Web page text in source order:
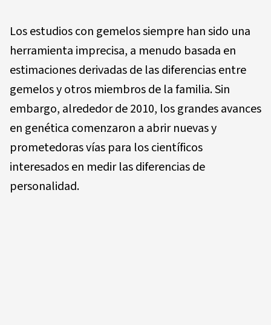
Los estudios con gemelos siempre han sido una
herramienta imprecisa, a menudo basada en
estimaciones derivadas de las diferencias entre
gemelos y otros miembros de la familia. Sin
embargo, alrededor de 2010, los grandes avances
en genética comenzaron a abrir nuevas y
prometedoras vías para los científicos
interesados en medir las diferencias de
personalidad.